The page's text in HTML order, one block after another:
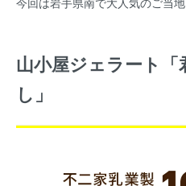
山小屋ジェラート
し」